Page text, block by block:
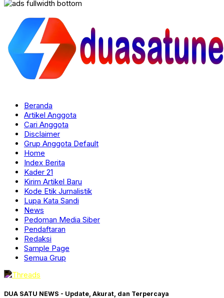
Beranda
Artikel Anggota
Cari Anggota
Disclaimer
Grup Anggota Default
Home
Index Berita
Kader 21
Kirim Artikel Baru
Kode Etik Jurnalistik
Lupa Kata Sandi
News
Pedoman Media Siber
Pendaftaran
Redaksi
Sample Page
Semua Grup
DUA SATU NEWS - Update, Akurat, dan Terpercaya